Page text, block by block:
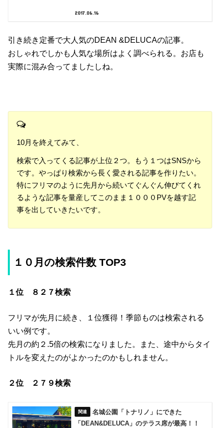
2017.06.16
引き続き定番で大人気のDEAN &DELUCAの記事。
おしゃれでしかも人気な場所はよく調べられる。お店も
実際に混み合ってましたしね。
10月を終えてみて、
検索で入ってくる記事が上位２つ。もう１つはSNSから
です。やっぱり検索から長く愛される記事を作りたい。
特にフリマのように先月から続いてぐんぐん伸びてくれ
るような記事を量産してこのまま１０００PVを越す記
事を出していきたいです。
１０月の検索件数 TOP3
１位 ８２７検索
フリマが先月に続き、１位獲得！季節ものは検索される
いい例です。
先月の約２.5倍の検索になりました。また、途中からタイ
トルを変えたのがよかったのかもしれません。
２位 ２７９検索
名城公園「トナリノ」にできた
「DEAN&DELUCA」のテラス席が最高！！